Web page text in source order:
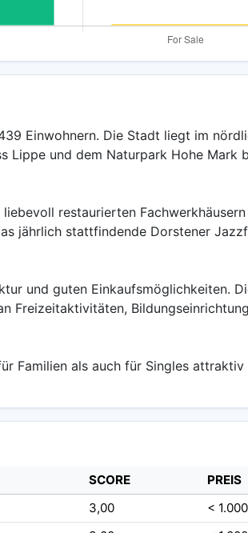
Einwohnern. Die Stadt liegt im
Lippe und dem Naturpark Hohe Mark
restaurierten
jährlich stattfindende Dorstener
und guten Einkaufsmöglichkeiten.
Freizeitaktivitäten,
Familien als auch für Singles
SCORE PREIS
3,00 <